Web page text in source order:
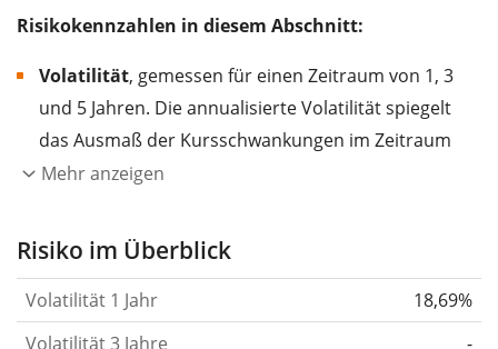
Risikokennzahlen in diesem Abschnitt:
Volatilität, gemessen für einen Zeitraum von 1, 3
und 5 Jahren. Die annualisierte Volatilität spiegelt
das Ausmaß der Kursschwankungen im Zeitraum
eines Jahres wider.
Aktie, des ETF, usw.) in der Vergangenheit
gelten im Allgemeinen als risikoreicher. Wir
berechnen die Volatilität auf Basis der Daten der
Mehr anzeigen
Risiko im Überblick
Volatilität 1 Jahr
18,69%
Volatilität 3 Jahre
-